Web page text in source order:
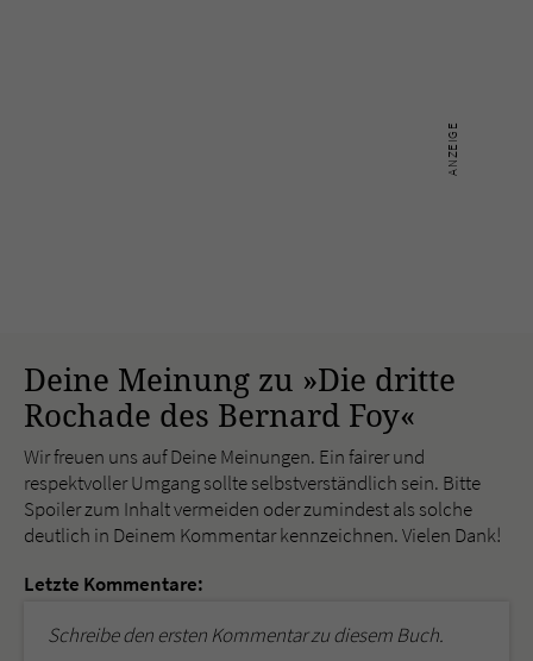
Deine Meinung zu »Die dritte
Rochade des Bernard Foy«
Wir freuen uns auf Deine Meinungen. Ein fairer und
respektvoller Umgang sollte selbstverständlich sein. Bitte
Spoiler zum Inhalt vermeiden oder zumindest als solche
deutlich in Deinem Kommentar kennzeichnen. Vielen Dank!
Letzte Kommentare:
Schreibe den ersten Kommentar zu diesem Buch.